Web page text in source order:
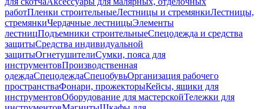
работПленки строительныеЛестницы и стремянкиЛестницы,
стремянкиЧердачные лестницыЭлементы
лестницПодъемники строительныеСпецодежда и средства
защитыСредства индивидуальной
защитыОгнетушителиСумки, пояса для
инструментовПроизводственная
одеждаСпецодеждаСпецобувьОрганизация рабочего
пространстваФонари, прожекторыКейсы, ящики для
инструментовОборудование для мастерскойТележки для